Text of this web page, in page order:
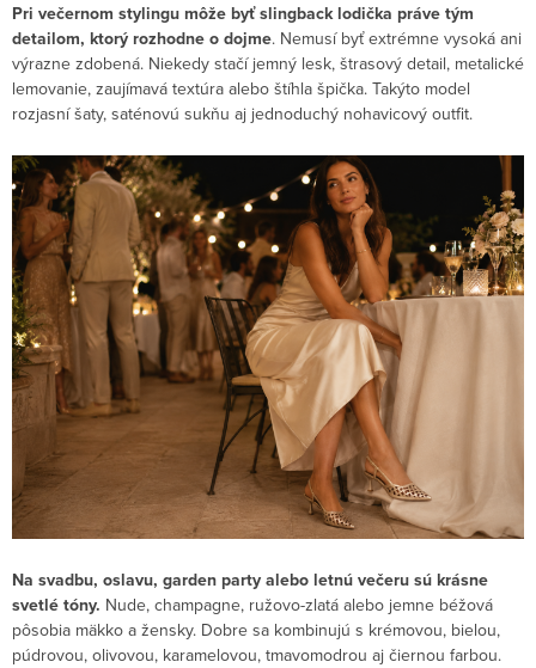
Pri večernom stylingu môže byť slingback lodička práve tým
detailom, ktorý rozhodne o dojme. Nemusí byť extrémne vysoká ani
výrazne zdobená. Niekedy stačí jemný lesk, štrasový detail, metalické
lemovanie, zaujímavá textúra alebo štíhla špička. Takýto model
rozjasní šaty, saténovú sukňu aj jednoduchý nohavicový outfit.
Na svadbu, oslavu, garden party alebo letnú večeru sú krásne
svetlé tóny. Nude, champagne, ružovo-zlatá alebo jemne béžová
pôsobia mäkko a žensky. Dobre sa kombinujú s krémovou, bielou,
púdrovou, olivovou, karamelovou, tmavomodrou aj čiernou farbou.